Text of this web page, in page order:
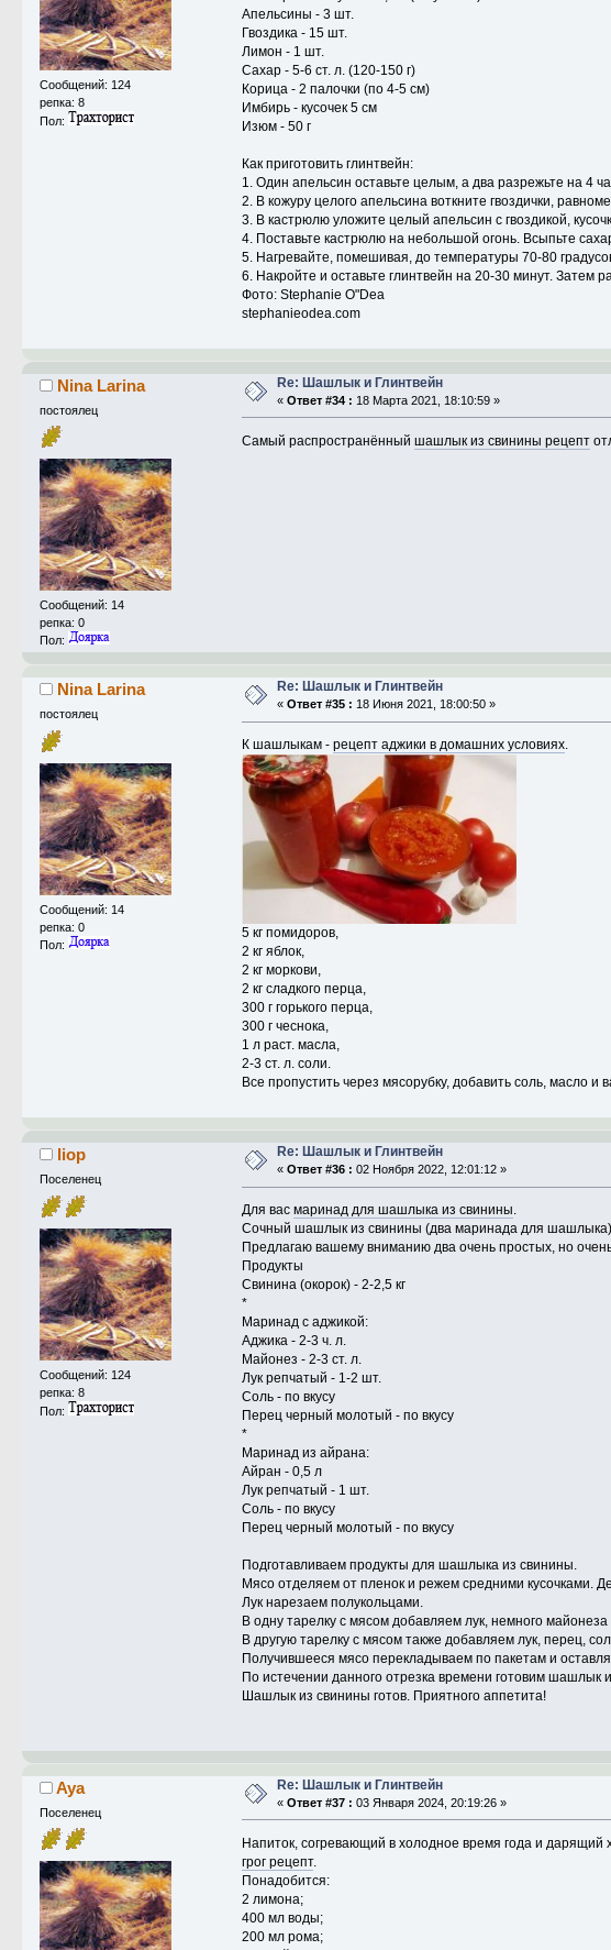
Сообщений: 124
репка: 8
Пол:
Апельсины - 3 шт.
Гвоздика - 15 шт.
Лимон - 1 шт.
Сахар - 5-6 ст. л. (120-150 г)
Корица - 2 палочки (по 4-5 см)
Имбирь - кусочек 5 см
Изюм - 50 г
Как приготовить глинтвейн:
1. Один апельсин оставьте целым, а два разрежьте на 4
2. В кожуру целого апельсина воткните гвоздички,
3. В кастрюлю уложите целый апельсин с гвоздикой,
4. Поставьте кастрюлю на небольшой огонь. Всыпьте
5. Нагревайте, помешивая, до температуры 70-80
6. Накройте и оставьте глинтвейн на 20-30 минут. Затем
Фото: Stephanie O"Dea
stephanieodea.com
Nina Larina
постоялец
Сообщений: 14
репка: 0
Пол:
Re: Шашлык и Глинтвейн
« Ответ #34 : 18 Марта 2021, 18:10:59 »
Самый распространённый шашлык из свинины рецепт
Nina Larina
постоялец
Сообщений: 14
репка: 0
Пол:
Re: Шашлык и Глинтвейн
« Ответ #35 : 18 Июня 2021, 18:00:50 »
К шашлыкам - рецепт аджики в домашних условиях.
5 кг помидоров,
2 кг яблок,
2 кг моркови,
2 кг сладкого перца,
300 г горького перца,
300 г чеснока,
1 л раст. масла,
2-3 ст. л. соли.
Все пропустить через мясорубку, добавить соль, масло
liop
Поселенец
Сообщений: 124
репка: 8
Пол:
Re: Шашлык и Глинтвейн
« Ответ #36 : 02 Ноября 2022, 12:01:12 »
Для вас маринад для шашлыка из свинины.
Сочный шашлык из свинины (два маринада для шашлыка)
Предлагаю вашему вниманию два очень простых, но
Продукты
Свинина (окорок) - 2-2,5 кг
*
Маринад с аджикой:
Аджика - 2-3 ч. л.
Майонез - 2-3 ст. л.
Лук репчатый - 1-2 шт.
Соль - по вкусу
Перец черный молотый - по вкусу
*
Маринад из айрана:
Айран - 0,5 л
Лук репчатый - 1 шт.
Соль - по вкусу
Перец черный молотый - по вкусу
Подготавливаем продукты для шашлыка из свинины.
Мясо отделяем от пленок и режем средними кусочками.
Лук нарезаем полукольцами.
В одну тарелку с мясом добавляем лук, немного
В другую тарелку с мясом также добавляем лук, перец,
Получившееся мясо перекладываем по пакетам и
По истечении данного отрезка времени готовим
Шашлык из свинины готов. Приятного аппетита!
Aya
Поселенец
Re: Шашлык и Глинтвейн
« Ответ #37 : 03 Января 2024, 20:19:26 »
Напиток, согревающий в холодное время года и дарящий
грог рецепт.
Понадобится:
2 лимона;
400 мл воды;
200 мл рома;